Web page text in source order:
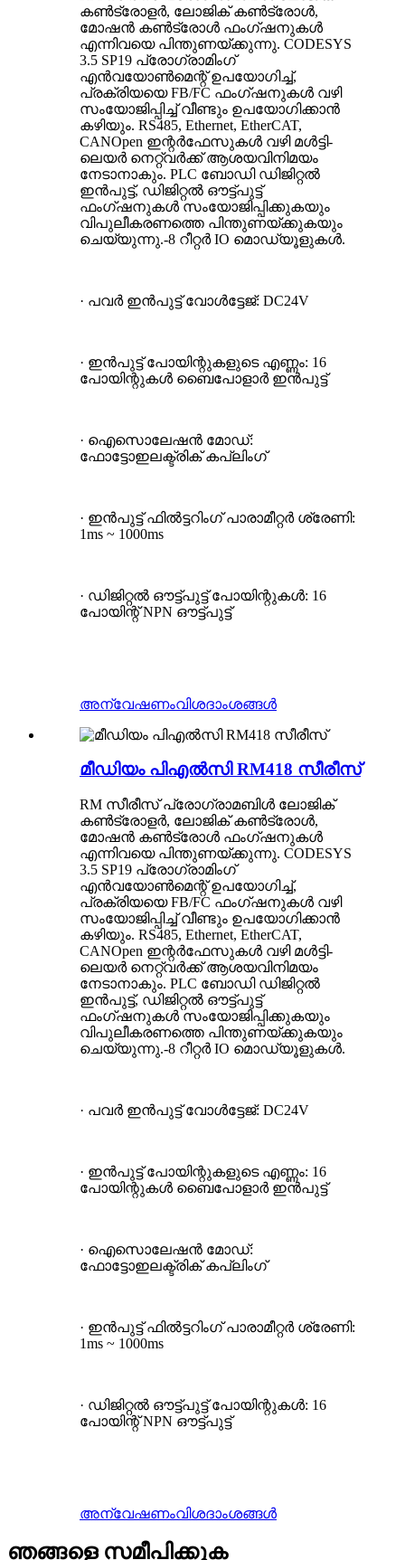
കൺട്രോളർ, ലോജിക് കൺട്രോൾ,
മോഷൻ കൺട്രോൾ ഫംഗ്ഷനുകൾ
എന്നിവയെ പിന്തുണയ്ക്കുന്നു. CODESYS
3.5 SP19 പ്രോഗ്രാമിംഗ്
എൻവയോൺമെന്റ് ഉപയോഗിച്ച്,
പ്രക്രിയയെ FB/FC ഫംഗ്ഷനുകൾ വഴി
സംയോജിപ്പിച്ച് വീണ്ടും ഉപയോഗിക്കാൻ
കഴിയും. RS485, Ethernet, EtherCAT,
CANOpen ഇന്റർഫേസുകൾ വഴി മൾട്ടി-
ലെയർ നെറ്റ്‌വർക്ക് ആശയവിനിമയം
നേടാനാകും. PLC ബോഡി ഡിജിറ്റൽ
ഇൻപുട്ട്, ഡിജിറ്റൽ ഔട്ട്‌പുട്ട്
ഫംഗ്ഷനുകൾ സംയോജിപ്പിക്കുകയും
വിപുലീകരണത്തെ പിന്തുണയ്ക്കുകയും
ചെയ്യുന്നു.-8 റീറ്റർ IO മൊഡ്യൂളുകൾ.
· പവർ ഇൻപുട്ട് വോൾട്ടേജ്: DC24V
· ഇൻപുട്ട് പോയിന്റുകളുടെ എണ്ണം: 16
പോയിന്റുകൾ ബൈപോളാർ ഇൻപുട്ട്
· ഐസൊലേഷൻ മോഡ്:
ഫോട്ടോഇലക്ട്രിക് കപ്ലിംഗ്
· ഇൻപുട്ട് ഫിൽട്ടറിംഗ് പാരാമീറ്റർ ശ്രേണി:
1ms ~ 1000ms
· ഡിജിറ്റൽ ഔട്ട്പുട്ട് പോയിന്റുകൾ: 16
പോയിന്റ് NPN ഔട്ട്പുട്ട്
അന്വേഷണംവിശദാംശങ്ങൾ
മീഡിയം പി‌എൽ‌സി RM418 സീരീസ്
RM സീരീസ് പ്രോഗ്രാമബിൾ ലോജിക്
കൺട്രോളർ, ലോജിക് കൺട്രോൾ,
മോഷൻ കൺട്രോൾ ഫംഗ്ഷനുകൾ
എന്നിവയെ പിന്തുണയ്ക്കുന്നു. CODESYS
3.5 SP19 പ്രോഗ്രാമിംഗ്
എൻവയോൺമെന്റ് ഉപയോഗിച്ച്,
പ്രക്രിയയെ FB/FC ഫംഗ്ഷനുകൾ വഴി
സംയോജിപ്പിച്ച് വീണ്ടും ഉപയോഗിക്കാൻ
കഴിയും. RS485, Ethernet, EtherCAT,
CANOpen ഇന്റർഫേസുകൾ വഴി മൾട്ടി-
ലെയർ നെറ്റ്‌വർക്ക് ആശയവിനിമയം
നേടാനാകും. PLC ബോഡി ഡിജിറ്റൽ
ഇൻപുട്ട്, ഡിജിറ്റൽ ഔട്ട്‌പുട്ട്
ഫംഗ്ഷനുകൾ സംയോജിപ്പിക്കുകയും
വിപുലീകരണത്തെ പിന്തുണയ്ക്കുകയും
ചെയ്യുന്നു.-8 റീറ്റർ IO മൊഡ്യൂളുകൾ.
· പവർ ഇൻപുട്ട് വോൾട്ടേജ്: DC24V
· ഇൻപുട്ട് പോയിന്റുകളുടെ എണ്ണം: 16
പോയിന്റുകൾ ബൈപോളാർ ഇൻപുട്ട്
· ഐസൊലേഷൻ മോഡ്:
ഫോട്ടോഇലക്ട്രിക് കപ്ലിംഗ്
· ഇൻപുട്ട് ഫിൽട്ടറിംഗ് പാരാമീറ്റർ ശ്രേണി:
1ms ~ 1000ms
· ഡിജിറ്റൽ ഔട്ട്പുട്ട് പോയിന്റുകൾ: 16
പോയിന്റ് NPN ഔട്ട്പുട്ട്
അന്വേഷണംവിശദാംശങ്ങൾ
ഞങ്ങളെ സമീപിക്കുക